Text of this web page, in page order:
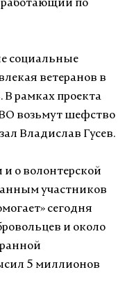
по
социальные
ветеранов в
рамках проекта
возьмут шефство
Владислав Гусев.
о волонтерской
участников
сегодня
и около
5 миллионов